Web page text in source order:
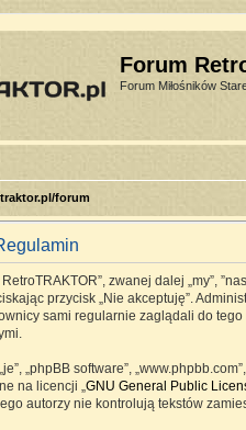
Forum
Forum Miłośników
forum
zwanej dalej „my”,
przycisk „Nie akceptuję”.
sami regularnie zaglądali do
„phpBB software”,
na licencji „GNU General Public
autorzy nie kontrolują tekstów